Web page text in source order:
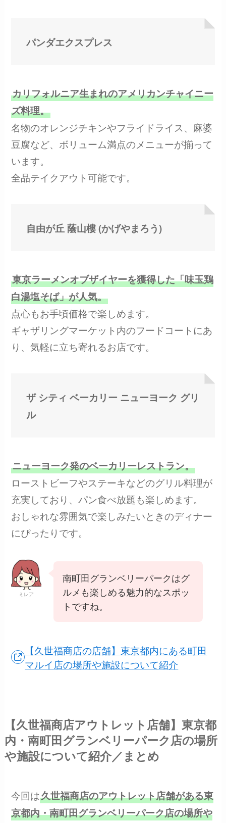
パンダエクスプレス
カリフォルニア生まれのアメリカンチャイニー
ズ料理。
名物のオレンジチキンやフライドライス、麻婆
豆腐など、ボリューム満点のメニューが揃って
います。
全品テイクアウト可能です。
自由が丘 蔭山樓 (かげやまろう)
東京ラーメンオブザイヤーを獲得した「味玉鶏
白湯塩そば」が人気。
点心もお手頃価格で楽しめます。
ギャザリングマーケット内のフードコートにあ
り、気軽に立ち寄れるお店です。
ザ シティ ベーカリー ニューヨーク グリ
ル
ニューヨーク発のベーカリーレストラン。
ローストビーフやステーキなどのグリル料理が
充実しており、パン食べ放題も楽しめます。
おしゃれな雰囲気で楽しみたいときのディナー
にぴったりです。
ミレア
南町田グランベリーパークはグ
ルメも楽しめる魅力的なスポッ
トですね。
【久世福商店の店舗】東京都内にある町田
マルイ店の場所や施設について紹介
【久世福商店アウトレット店舗】東京都
内・南町田グランベリーパーク店の場所
や施設について紹介／まとめ
今回は久世福商店のアウトレット店舗がある東
京都内・南町田グランベリーパーク店の場所や